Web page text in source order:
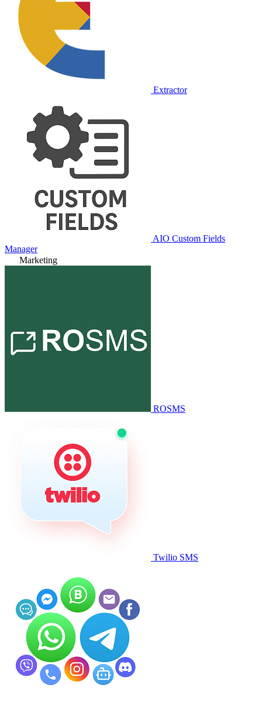
Extractor
AIO Custom Fields
Manager
Marketing
ROSMS
Twilio SMS